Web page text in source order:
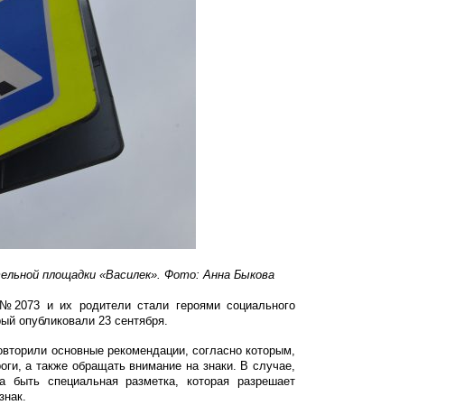
площадки «Василек». Фото: Анна Быкова
и их родители стали героями социального
опубликовали 23 сентября.
основные рекомендации, согласно которым,
а также обращать внимание на знаки. В случае,
специальная разметка, которая разрешает